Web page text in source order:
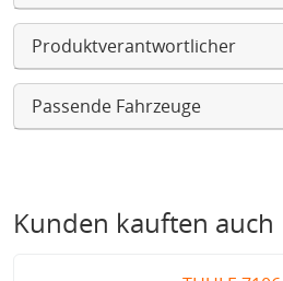
Produktverantwortlicher
Passende Fahrzeuge
Kunden kauften auch